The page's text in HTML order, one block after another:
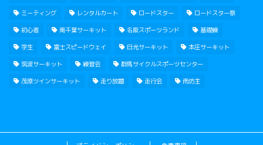
ミーティング レンタルカート ロードスター ロードスター祭
初心者 南千葉サーキット 名阪スポーツランド 基礎練
学生 富士スピードウェイ 日光サーキット 本庄サーキット
筑波サーキット 練習会 群馬サイクルスポーツセンター
茂原ツインサーキット 走り放題 走行会 雨坊主